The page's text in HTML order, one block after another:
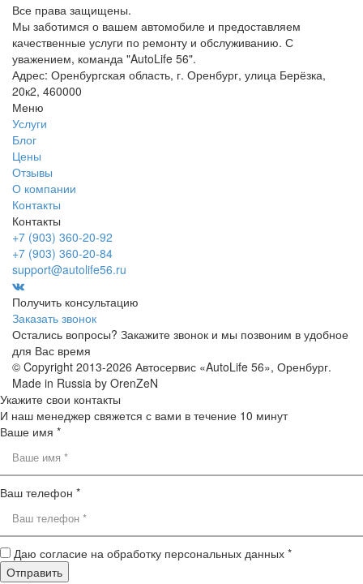
Все права защищены.
Мы заботимся о вашем автомобиле и предоставляем
качественные услуги по ремонту и обслуживанию. С
уважением, команда "AutoLife 56".
Адрес: Оренбургская область, г. Оренбург, улица Берёзка,
20к2, 460000
Меню
Услуги
Блог
Цены
Отзывы
О компании
Контакты
Контакты
+7 (903) 360-20-92
+7 (903) 360-20-84
support@autolife56.ru
Получить консультацию
Заказать звонок
Остались вопросы? Закажите звонок и мы позвоним в удобное
для Вас время
© Copyright 2013-2026 Автосервис «AutoLife 56», Оренбург.
Made in Russia by OrenZeN
Укажите свои контакты
И наш менеджер свяжется с вами в течение 10 минут
Ваше имя *
Ваш телефон *
Даю согласие на обработку персональных данных *